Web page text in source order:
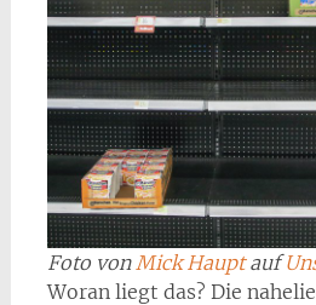
Foto von Mick Hauptauf
Woran liegt das? Die